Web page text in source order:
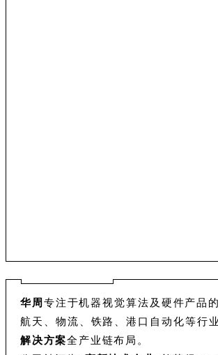
华周 专注于机器视觉算法及硬件产品
航天、物流、铁路、港口自动化等行
解决方案全产业链布局。